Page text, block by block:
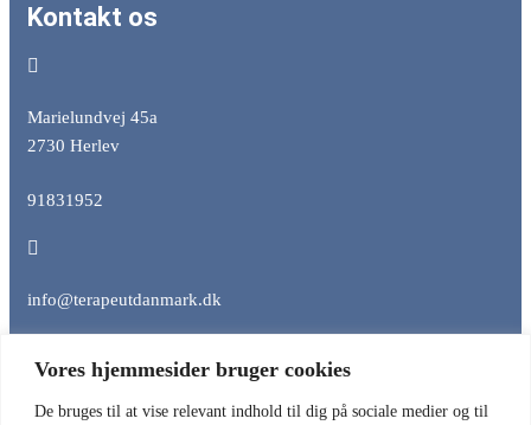
Vores hjemmesider bruger cookies
De bruges til at vise relevant indhold til dig på sociale medier og til
Kontakt os
Marielundvej 45a
2730 Herlev
91831952
info@terapeutdanmark.dk